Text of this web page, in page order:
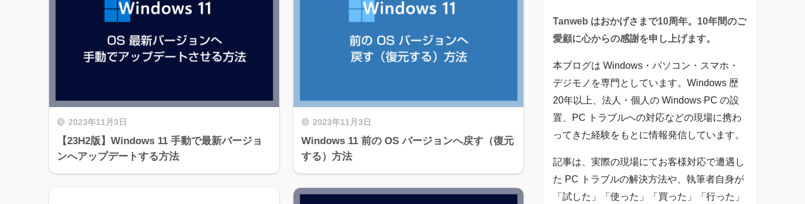
2023年11月3日
【23H2版】Windows 11 手動で最新バージョ
ンへアップデートする方法
2023年11月3日
Windows 11 前の OS バージョンへ戻す（復元
する）方法
Tanweb はおかげさまで10周年。10年間のご
愛顧に心からの感謝を申し上げます。
本ブログは Windows・パソコン・スマホ・
デジモノを専門としています。Windows 歴
20年以上、法人・個人の Windows PC の設
置、PC トラブルへの対応などの現場に携わ
ってきた経験をもとに情報発信しています。
記事は、実際の現場にてお客様対応で遭遇し
た PC トラブルの解決方法や、執筆者自身が
「試した」「使った」「買った」「行った」